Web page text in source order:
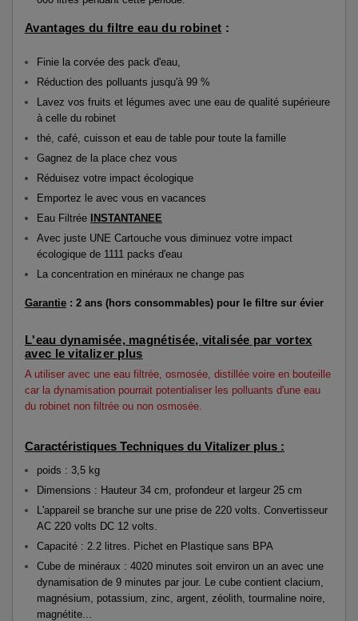
Avantages du filtre eau du robinet :
Finie la corvée des pack d'eau,
Réduction des polluants jusqu'à 99 %
Lavez vos fruits et légumes avec une eau de qualité supérieure
à celle du robinet
thé, café, cuisson et eau de table pour toute la famille
Gagnez de la place chez vous
Réduisez votre impact écologique
Emportez le avec vous en vacances
Eau Filtrée INSTANTANEE
Avec juste UNE Cartouche vous diminuez votre impact
écologique de 1111 packs d'eau
La concentration en minéraux ne change pas
Garantie : 2 ans (hors consommables) pour le filtre sur évier
L'eau dynamisée, magnétisée, vitalisée par vortex
avec le vitalizer plus
A utiliser avec une eau filtrée, osmosée, distillée voire en bouteille
car la dynamisation pourrait potentialiser les polluants d'une eau
du robinet non filtrée ou non osmosée.
Caractéristiques Techniques du Vitalizer plus :
poids : 3,5 kg
Dimensions : Hauteur 34 cm, profondeur et largeur 25 cm
L'appareil se branche sur une prise de 220 volts. Convertisseur
AC 220 volts DC 12 volts.
Capacité : 2.2 litres. Pichet en Plastique sans BPA
Cube de minéraux : 4020 minutes soit environ un an avec une
dynamisation de 9 minutes par jour. Le cube contient clacium,
magnésium, potassium, zinc, argent, zéolith, tourmaline noire,
magnétite...